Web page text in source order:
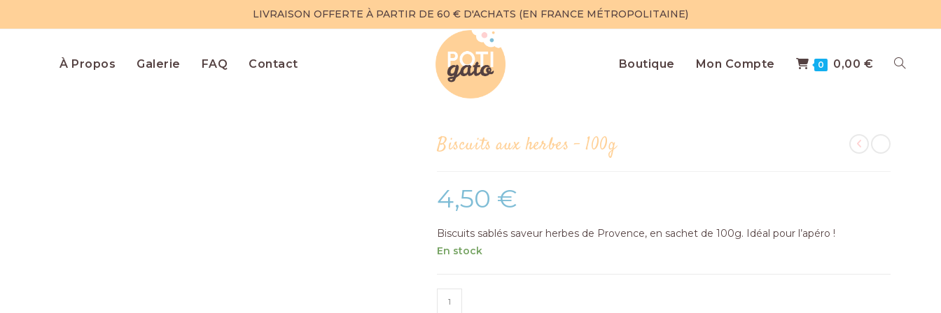
LIVRAISON OFFERTE À PARTIR DE 60 € D'ACHATS (EN FRANCE MÉTROPOLITAINE)
À Propos Galerie FAQ Contact Boutique Mon Compte 0 0,00 €
Biscuits aux herbes – 100g
4,50 €
Biscuits sablés saveur herbes de Provence, en sachet de 100g. Idéal pour l’apéro !
En stock